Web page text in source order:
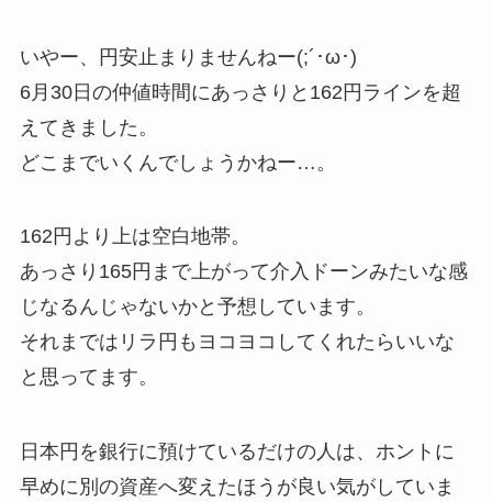
いやー、円安止まりませんねー(;´･ω･)
6月30日の仲値時間にあっさりと162円ラインを超
えてきました。
どこまでいくんでしょうかねー…。
162円より上は空白地帯。
あっさり165円まで上がって介入ドーンみたいな感
じなるんじゃないかと予想しています。
それまではリラ円もヨコヨコしてくれたらいいな
と思ってます。
日本円を銀行に預けているだけの人は、ホントに
早めに別の資産へ変えたほうが良い気がしていま